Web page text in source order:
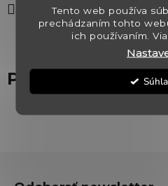
Tento web používa
prechádzaním tohto
ich používaním.
Zdieľať
Popis